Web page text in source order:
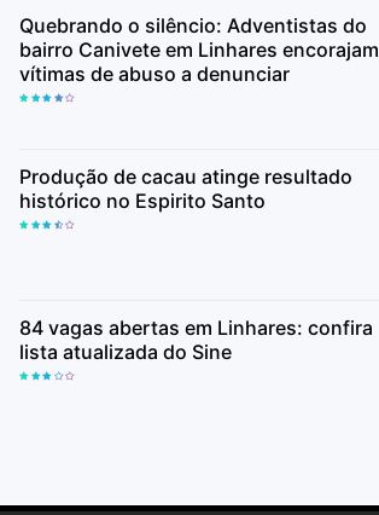
Quebrando o silêncio: Adventistas do
bairro Canivete em Linhares encorajam
vítimas de abuso a denunciar
Produção de cacau atinge resultado
histórico no Espirito Santo
84 vagas abertas em Linhares: confira
lista atualizada do Sine